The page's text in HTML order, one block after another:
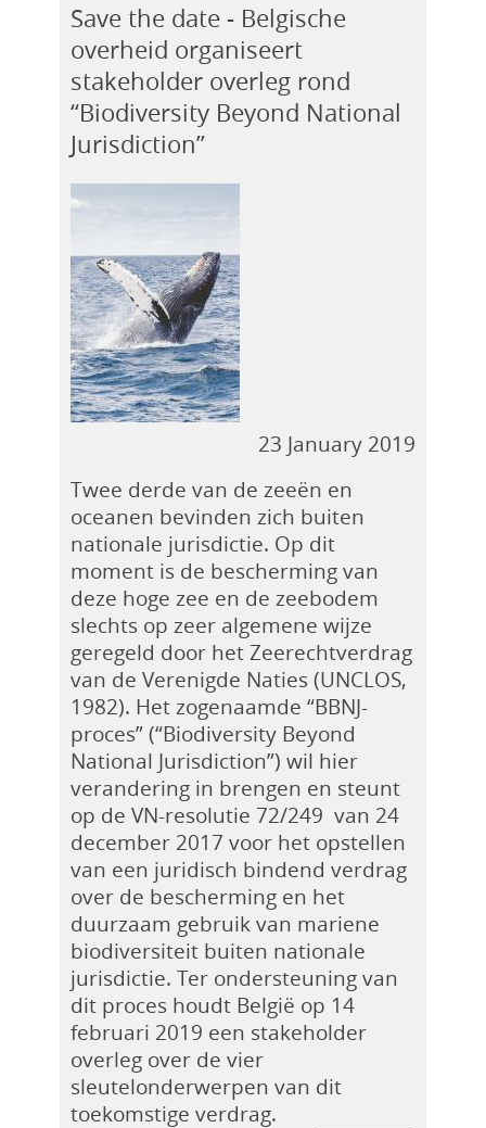
Save the date - Belgische
overheid organiseert
stakeholder overleg rond
“Biodiversity Beyond National
Jurisdiction”
23 January 2019
Twee derde van de zeeën en
oceanen bevinden zich buiten
nationale jurisdictie. Op dit
moment is de bescherming van
deze hoge zee en de zeebodem
slechts op zeer algemene wijze
geregeld door het Zeerechtverdrag
van de Verenigde Naties (UNCLOS,
1982). Het zogenaamde “BBNJ-
proces” (“Biodiversity Beyond
National Jurisdiction”) wil hier
verandering in brengen en steunt
op de VN-resolutie 72/249 van 24
december 2017 voor het opstellen
van een juridisch bindend verdrag
over de bescherming en het
duurzaam gebruik van mariene
biodiversiteit buiten nationale
jurisdictie. Ter ondersteuning van
dit proces houdt België op 14
februari 2019 een stakeholder
overleg over de vier
sleutelonderwerpen van dit
toekomstige verdrag.